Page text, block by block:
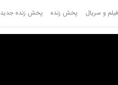
فیلم و سریال پخش زنده پخش زنده جدید